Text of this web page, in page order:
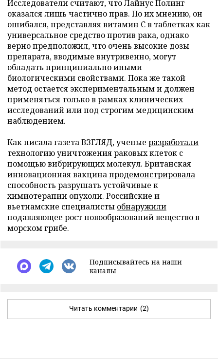
Исследователи считают, что Лайнус Полинг
оказался лишь частично прав. По их мнению, он
ошибался, представляя витамин C в таблетках как
универсальное средство против рака, однако
верно предположил, что очень высокие дозы
препарата, вводимые внутривенно, могут
обладать принципиально иными
биологическими свойствами. Пока же такой
метод остается экспериментальным и должен
применяться только в рамках клинических
исследований или под строгим медицинским
наблюдением.
Как писала газета ВЗГЛЯД, ученые разработали
технологию уничтожения раковых клеток с
помощью вибрирующих молекул. Британская
инновационная вакцинапродемонстрировала
способность разрушать устойчивые к
химиотерапии опухоли. Российские и
вьетнамские специалисты обнаружили
подавляющее рост новообразований вещество в
морском грибе.
Подписывайтесь на наши
каналы
Читать комментарии (2)